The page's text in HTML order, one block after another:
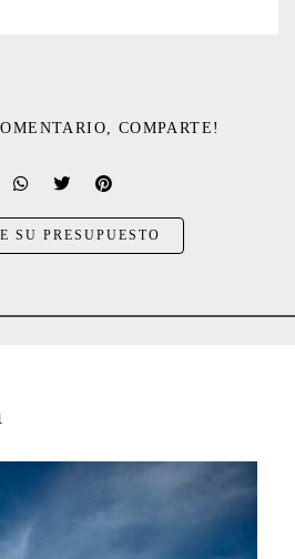
COMPARTE!
SU PRESUPUESTO